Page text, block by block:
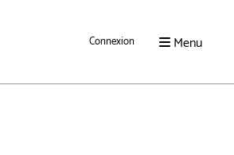
Connexion Menu